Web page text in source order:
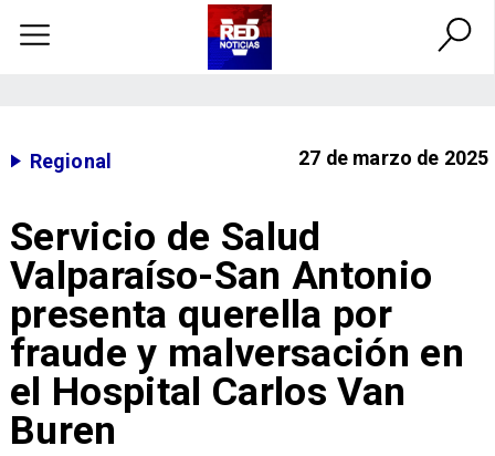
Regional 27 de marzo de 2025
Servicio de Salud
Valparaíso-San Antonio
presenta querella por
fraude y malversación en
el Hospital Carlos Van
Buren